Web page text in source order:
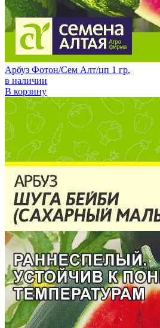
Арбуз Фотон/Сем Алт/цп 1 гр.
в наличии
В корзину